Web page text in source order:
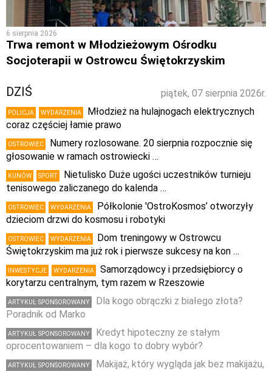
6 sierpnia 2026
Trwa remont w Młodzieżowym Ośrodku
Socjoterapii w Ostrowcu Świętokrzyskim
piątek, 07 sierpnia 2026r.
DZIŚ
POLICJA WYDARZENIA
Młodzież na hulajnogach elektrycznych
coraz częściej łamie prawo
OSTROWIEC
Numery rozlosowane. 20 sierpnia rozpocznie się
głosowanie w ramach ostrowiecki …
KUNÓW SPORT
Nietulisko Duże ugości uczestników turnieju
tenisowego zaliczanego do kalenda …
OSTROWIEC WYDARZENIA
Półkolonie 'OstroKosmos’ otworzyły
dzieciom drzwi do kosmosu i robotyki
OSTROWIEC WYDARZENIA
Dom treningowy w Ostrowcu
Świętokrzyskim ma już rok i pierwsze sukcesy na kon …
INWESTYCJE WYDARZENIA
Samorządowcy i przedsiębiorcy o
korytarzu centralnym, tym razem w Rzeszowie
ARTYKUŁ SPONSOROWANY
Dla kogo obrączki z białego złota?
Poradnik od Marko
ARTYKUŁ SPONSOROWANY
Kredyt hipoteczny ze stałym
oprocentowaniem – dla kogo to dobry wybór?
ARTYKUŁ SPONSOROWANY
Makijaż, który wygląda jak bez makijażu,